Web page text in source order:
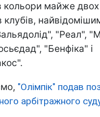
кольори майже двох
клубів,
"Реал",
"Бенфіка" і
"Олімпік" подав
арбітражного